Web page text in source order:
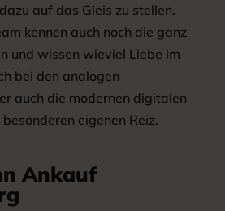
auf das Gleis zu stellen.
kennen auch noch die ganz
und wissen wieviel Liebe im
bei den analogen
auch die modernen digitalen
eigenen Reiz.
Ankauf